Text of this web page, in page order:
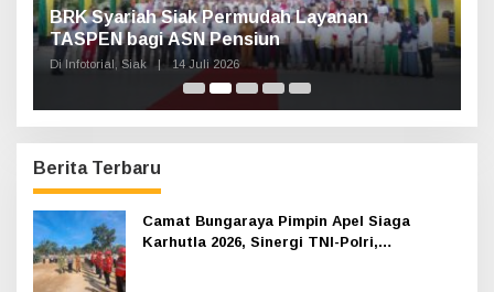
BRK Syariah Siak Permudah Layanan
TASPEN bagi ASN Pensiun
Di Infotorial, Siak | 14 Juli 2026
Berita Terbaru
Camat Bungaraya Pimpin Apel Siaga
Karhutla 2026, Sinergi TNI-Polri,